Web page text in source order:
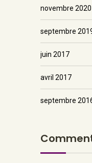
novembre 2020
septembre
juin 2017
avril 2017
septembre